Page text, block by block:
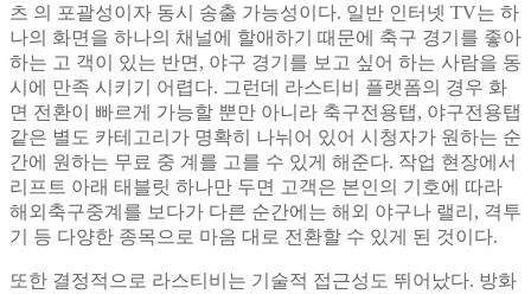
츠 의 포괄성이자 동시 송출 가능성이다. 일반 인터넷 TV는 하
나의 화면을 하나의 채널에 할애하기 때문에 축구 경기를 좋아
하는 고 객이 있는 반면, 야구 경기를 보고 싶어 하는 사람을 동
시에 만족 시키기 어렵다. 그런데 라스티비 플랫폼의 경우 화
면 전환이 빠르게 가능할 뿐만 아니라 축구전용탭, 야구전용탭
같은 별도 카테고리가 명확히 나뉘어 있어 시청자가 원하는 순
간에 원하는 무료 중 계를 고를 수 있게 해준다. 작업 현장에서
리프트 아래 태블릿 하나만 두면 고객은 본인의 기호에 따라
해외축구중계를 보다가 다른 순간에는 해외 야구나 랠리, 격투
기 등 다양한 종목으로 마음 대로 전환할 수 있게 된 것이다.
또한 결정적으로 라스티비는 기술적 접근성도 뛰어났다. 방화